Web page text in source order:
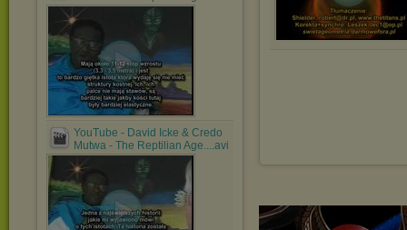
YouTube - David Icke & Credo
Mutwa - The Reptilian Age....avi